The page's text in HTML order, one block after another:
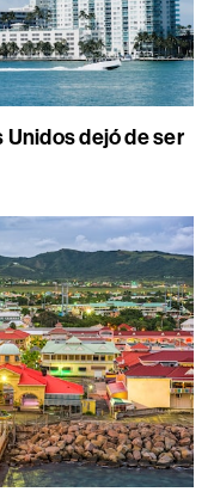
Unidos dejó de ser